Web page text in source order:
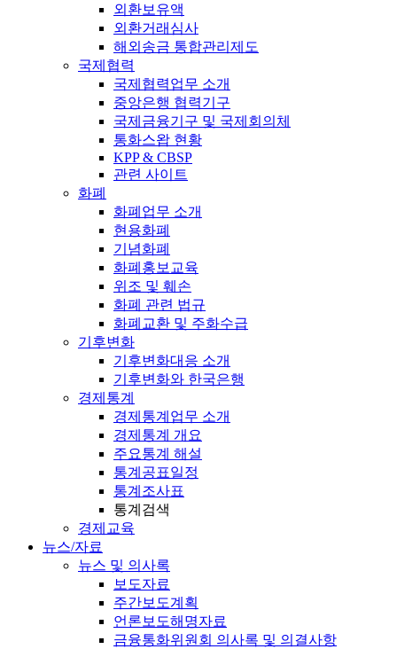
외환보유액
외환거래심사
해외송금 통합관리제도
국제협력
국제협력업무 소개
중앙은행 협력기구
국제금융기구 및 국제회의체
통화스왑 현황
KPP & CBSP
관련 사이트
화폐
화폐업무 소개
현용화폐
기념화폐
화폐홍보교육
위조 및 훼손
화폐 관련 법규
화폐교환 및 주화수급
기후변화
기후변화대응 소개
기후변화와 한국은행
경제통계
경제통계업무 소개
경제통계 개요
주요통계 해설
통계공표일정
통계조사표
통계검색
경제교육
뉴스/자료
뉴스 및 의사록
보도자료
주간보도계획
언론보도해명자료
금융통화위원회 의사록 및 의결사항